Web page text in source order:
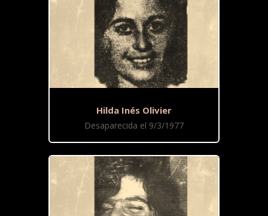
Hilda Inés Olivier
Desaparecida el 9/3/1977